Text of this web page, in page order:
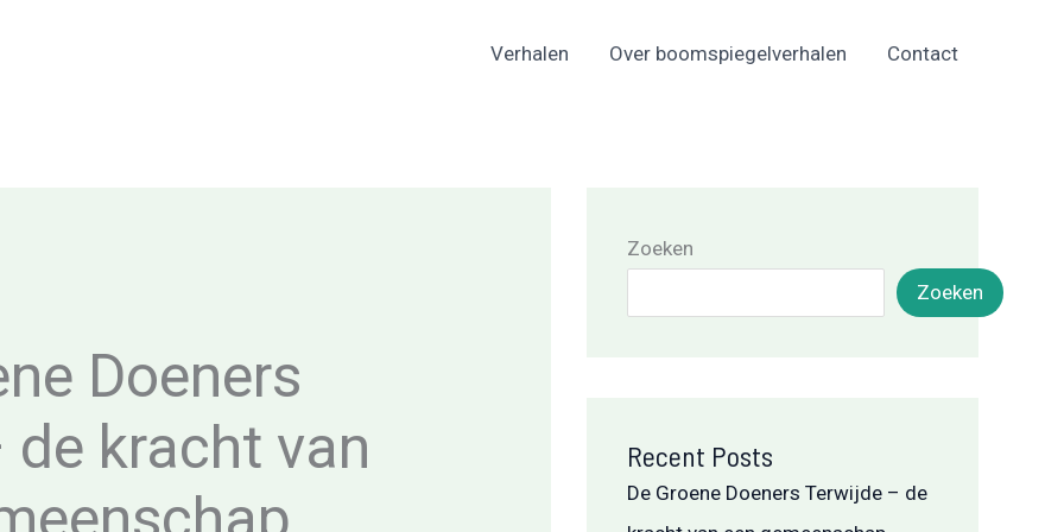
Verhalen Over boomspiegelverhalen Contact
Doeners
kracht van
Zoeken
Zoeken
Recent Posts
De Groene Doeners Terwijde – de